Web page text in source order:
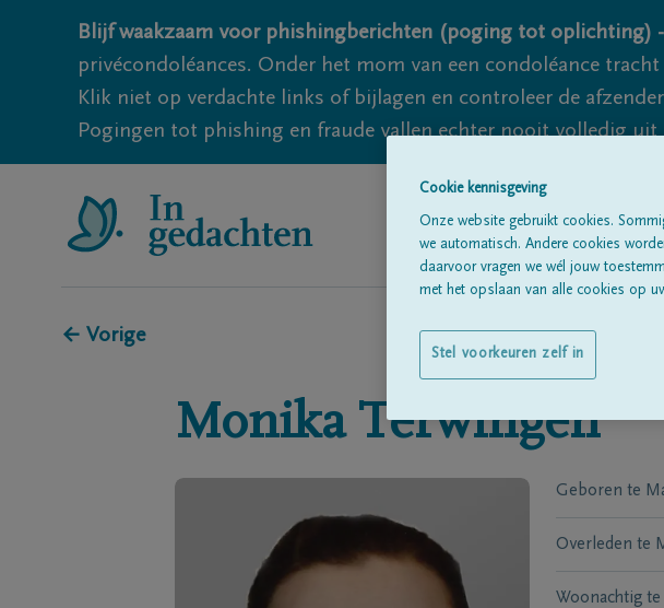
Blijf waakzaam voor phishingberichten (poging tot oplichting) -
privécondoléances. Onder het mom van een condoléance
Klik niet op verdachte links of bijlagen en controleer de
Pogingen tot phishing en fraude vallen echter nooit volledig
← Vorige
Monika Terwingen
Geboren te
Overleden te
Woonachtig te
Cookie kennisgeving
Onze website gebruikt cookies.
we automatisch. Andere cookies
daarvoor vragen we wél jouw
met het opslaan van alle cookies op
Stel voorkeuren zelf in